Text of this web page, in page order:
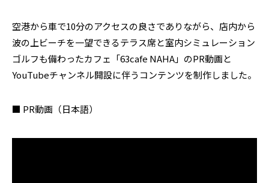
空港から車で10分のアクセスの良さでありながら、店内から
波の上ビーチを一望できるテラス席と室内シミュレーション
ゴルフも備わったカフェ「63cafe NAHA」のPR動画と
YouTubeチャンネル開設に伴うコンテンツを制作しました。
■ PR動画（日本語）